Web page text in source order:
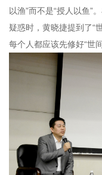
以渔”而不是“授人以鱼”
疑惑时，黄晓捷提到了“
每个人都应该先修好“世